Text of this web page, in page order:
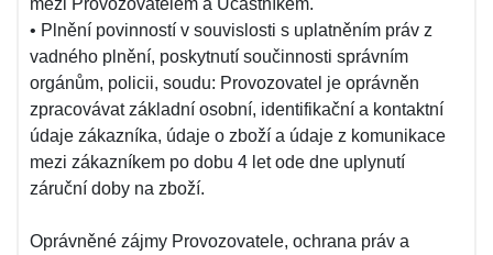
mezi Provozovatelem a Účastníkem.
• Plnění povinností v souvislosti s uplatněním práv z
vadného plnění, poskytnutí součinnosti správním
orgánům, policii, soudu: Provozovatel je oprávněn
zpracovávat základní osobní, identifikační a kontaktní
údaje zákazníka, údaje o zboží a údaje z komunikace
mezi zákazníkem po dobu 4 let ode dne uplynutí
záruční doby na zboží.
Oprávněné zájmy Provozovatele, ochrana práv a